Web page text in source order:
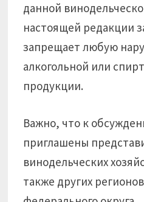
данной
настоящей редакции
запрещает любую
алкогольной или
продукции.
Важно, что к
приглашены
винодельческих
также других